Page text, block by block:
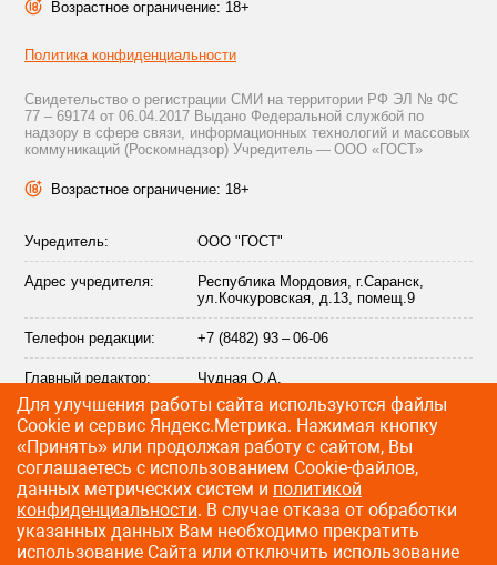
Возрастное ограничение: 18+
Политика конфиденциальности
Свидетельство о регистрации СМИ на территории РФ ЭЛ № ФС
77 – 69174 от 06.04.2017 Выдано Федеральной службой по
надзору в сфере связи, информационных технологий и массовых
коммуникаций (Роскомнадзор) Учредитель — ООО «ГОСТ»
Возрастное ограничение: 18+
Учредитель: ООО "ГОСТ"
Адрес учредителя:
Республика Мордовия, г.Саранск,
ул.Кочкуровская, д.13, помещ.9
Телефон редакции: +7 (8482) 93 – 06-06
Главный редактор: Чудная О.А.
Адрес электронной
почты редакции:
info@citytraffic.ru
©2009—2026 CityTraffic — все права защищены
Разработка сайта:Лайт Информ
Для улучшения работы сайта используются файлы
Сookie и сервис Яндекс.Метрика. Нажимая кнопку
«Принять» или продолжая работу с сайтом, Вы
соглашаетесь с использованием Cookie-файлов,
данных метрических систем и политикой
конфиденциальности. В случае отказа от обработки
указанных данных Вам необходимо прекратить
использование Сайта или отключить использование